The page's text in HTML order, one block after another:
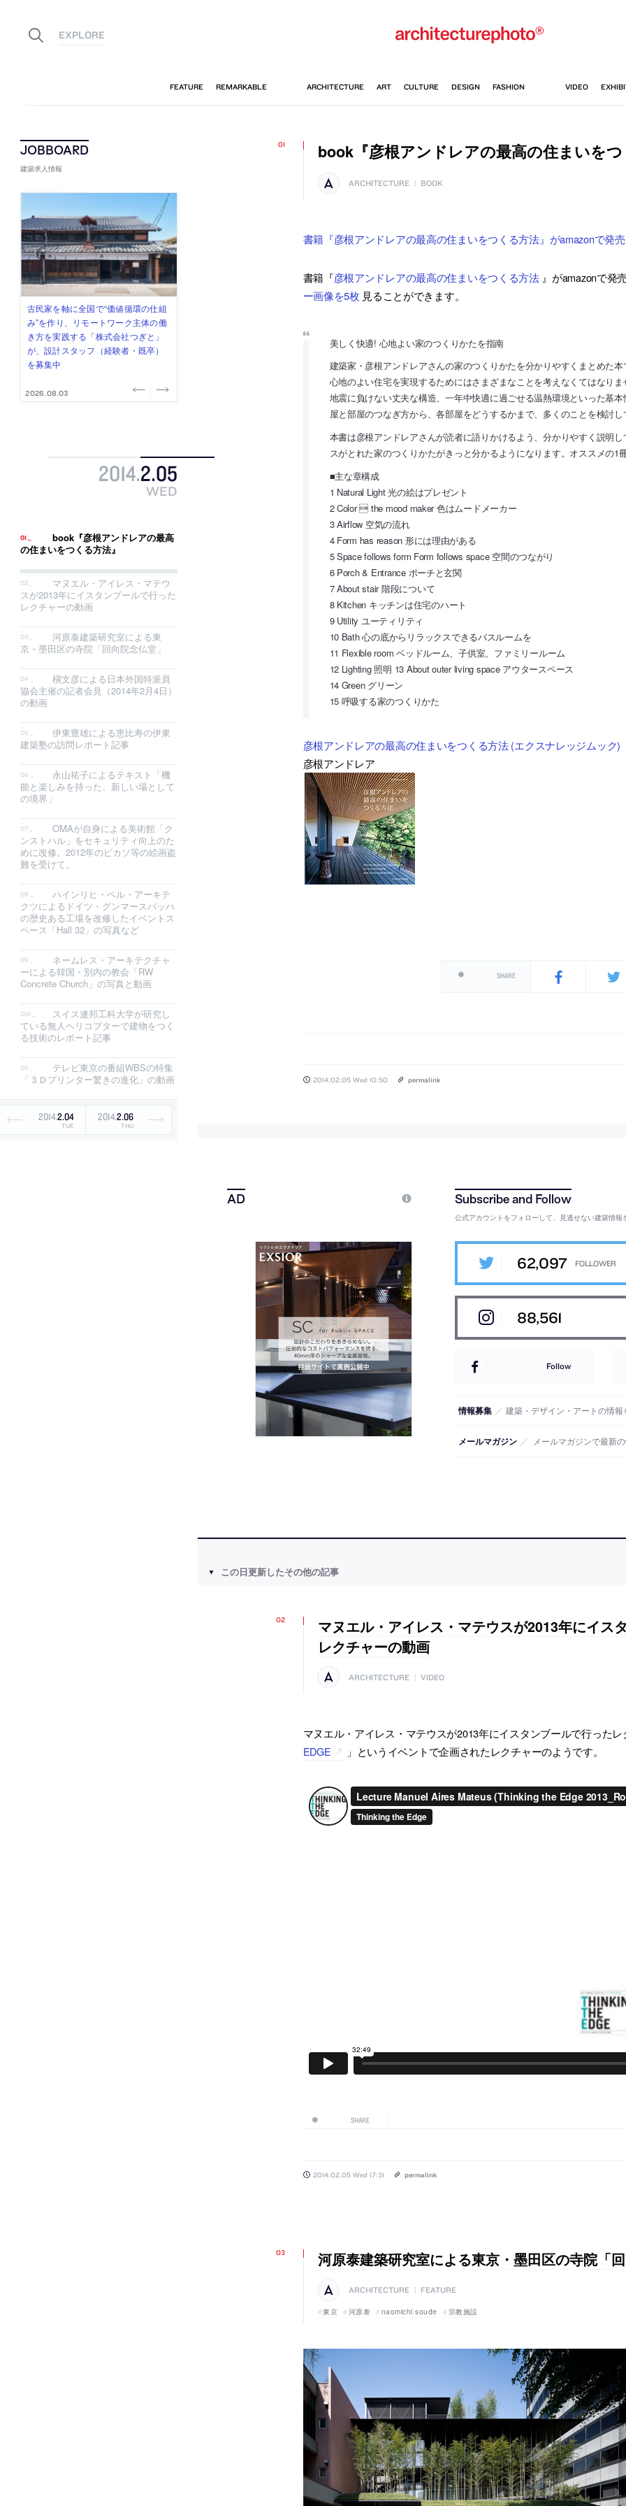
建築求人情報
古民家を軸に全国で“価値循環の仕組
み”を作り、リモートワーク主体の働
き方を実践する「株式会社つぎと」
が、設計スタッフ（経験者・既卒）
を募集中
2026.08.03
リノベる株式会社が、設計パートナ
ー (業務委託) を募集中
2026.08.03
社会への影響力のある建築を手掛
け、スタッフ同士で助け合う環境づ
くりも行う「E.A.S.T.architects」
が、設計スタッフ（経験者・既卒・
2027年新卒）を募集中
2026.07.31
代官山を拠点に活動する「梅澤竜也 /
ALA INC.」が、設計スタッフ・アル
バイト・事務職を募集中
2026.07.30
住宅や共同住宅などを手掛け、“合理
的でシンプルなデザイン”を志向する
「PANDA：山本浩三建築設計事務
所」が、設計スタッフ（経験者・既
卒・2027年新卒）を募集中
2026.07.29
2014.2.05
WED
book『彦根アンドレアの最高
の住まいをつくる方法』
マヌエル・アイレス・マテウ
スが2013年にイスタンブールで行った
レクチャーの動画
河原泰建築研究室による東
京・墨田区の寺院「回向院念仏堂」
槇文彦による日本外国特派員
協会主催の記者会見（2014年2月4日）
の動画
伊東豊雄による恵比寿の伊東
建築塾の訪問レポート記事
永山祐子によるテキスト「機
能と楽しみを持った、新しい場として
の境界」
OMAが自身による美術館「ク
ンストハル」をセキュリティ向上のた
めに改修。2012年のピカソ等の絵画盗
難を受けて。
ハインリヒ・ベル・アーキテ
クツによるドイツ・グンマースバッハ
の歴史ある工場を改修したイベントス
ペース「Hall 32」の写真など
ネームレス・アーキテクチャ
ーによる韓国・別内の教会「RW
Concrete Church」の写真と動画
スイス連邦工科大学が研究し
ている無人ヘリコプターで建物をつく
る技術のレポート記事
テレビ東京の番組WBSの特集
「３Ｄプリンター驚きの進化」の動画
2014.2.04
TUE
2014.2.06
THU
book『彦根アンドレアの最高の住まいをつ
ARCHITECTURE BOOK
書籍『彦根アンドレアの最高の住まいをつくる方法』がamazonで発
書籍『彦根アンドレアの最高の住まいをつくる方法 』がamazonで発
ー画像を5枚 見ることができます。
美しく快適! 心地よい家のつくりかたを指南
建築家・彦根アンドレアさんの家のつくりかたを分かりやすくまとめた本
心地のよい住宅を実現するためにはさまざまなことを考えなくてはなりま
地震に負けない丈夫な構造、一年中快適に過ごせる温熱環境といった基
屋と部屋のつなぎ方から、各部屋をどうするかまで、多くのことを検討し
本書は彦根アンドレアさんが読者に語りかけるよう、分かりやすく説明
スがとれた家のつくりかたがきっと分かるようになります。オススメの1冊
■主な章構成
1 Natural Light 光の絵はプレゼント
2 Color  the mood maker 色はムードメーカー
3 Airflow 空気の流れ
4 Form has reason 形には理由がある
5 Space follows form Form follows space 空間のつながり
6 Porch & Entrance ポーチと玄関
7 About stair 階段について
8 Kitchen キッチンは住宅のハート
9 Utility ユーティリティ
10 Bath 心の底からリラックスできるバスルームを
11 Flexible room ベッドルーム、子供室、ファミリールーム
12 Lighting 照明 13 About outer living space アウタースペース
14 Green グリーン
15 呼吸する家のつくりかた
彦根アンドレアの最高の住まいをつくる方法 (エクスナレッジムック)
彦根アンドレア
SHARE
2014.02.05 Wed 10:50 permalink
公式アカウントをフォローして、見逃せない建築情報
62,097
88,561
Follow
情報募集 ／ 建築・デザイン・アートの情報
メールマガジン ／ メールマガジンで最新
この日更新したその他の記事
マヌエル・アイレス・マテウスが2013年にイス
レクチャーの動画
ARCHITECTURE | VIDEO
マヌエル・アイレス・マテウスが2013年にイスタンブールで行った
EDGE
」というイベントで企画されたレクチャーのようです。
SHARE
2014.02.05 Wed 17:31 permalink
河原泰建築研究室による東京・墨田区の寺院「回
ARCHITECTURE FEATURE
東京 河原泰 naomichi soude 宗教施設